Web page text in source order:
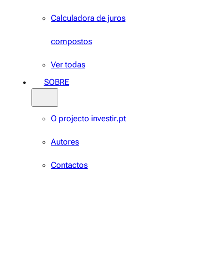
Calculadora de juros
compostos
Ver todas
SOBRE
O projecto investir.pt
Autores
Contactos